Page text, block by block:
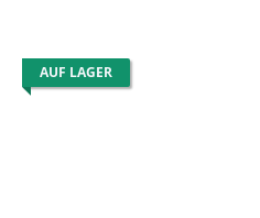
AUF LAGER